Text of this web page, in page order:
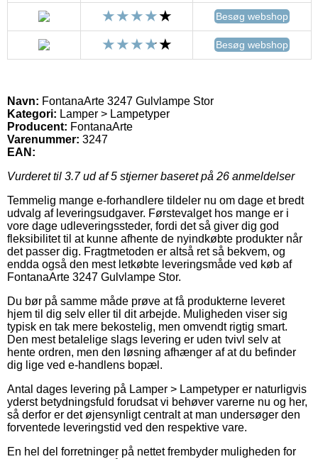
Besøg webshop
Besøg webshop
Navn: FontanaArte 3247 Gulvlampe Stor
Kategori: Lamper > Lampetyper
Producent: FontanaArte
Varenummer: 3247
EAN:
Vurderet til 3.7ud af 5 stjerner baseret på 26 anmeldelser
Temmelig mange e-forhandlere tildeler nu om dage et bredt
udvalg af leveringsudgaver. Førstevalget hos mange er i
vore dage udleveringssteder, fordi det så giver dig god
fleksibilitet til at kunne afhente de nyindkøbte produkter når
det passer dig. Fragtmetoden er altså ret så bekvem, og
endda også den mest letkøbte leveringsmåde ved køb af
FontanaArte 3247 Gulvlampe Stor.
Du bør på samme måde prøve at få produkterne leveret
hjem til dig selv eller til dit arbejde. Muligheden viser sig
typisk en tak mere bekostelig, men omvendt rigtig smart.
Den mest betalelige slags levering er uden tvivl selv at
hente ordren, men den løsning afhænger af at du befinder
dig lige ved e-handlens bopæl.
Antal dages levering på Lamper > Lampetyper er naturligvis
yderst betydningsfuld forudsat vi behøver varerne nu og her,
så derfor er det øjensynligt centralt at man undersøger den
forventede leveringstid ved den respektive vare.
En hel del forretninger på nettet frembyder muligheden for